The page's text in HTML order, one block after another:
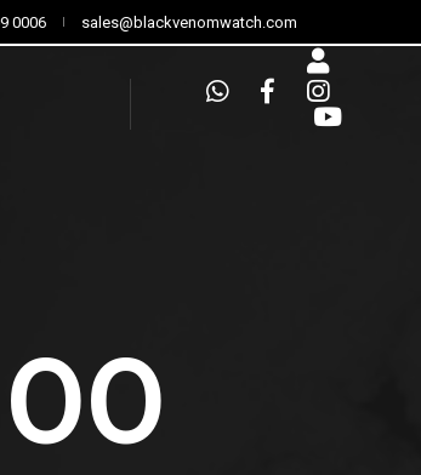
0006 sales@blackvenomwatch.com